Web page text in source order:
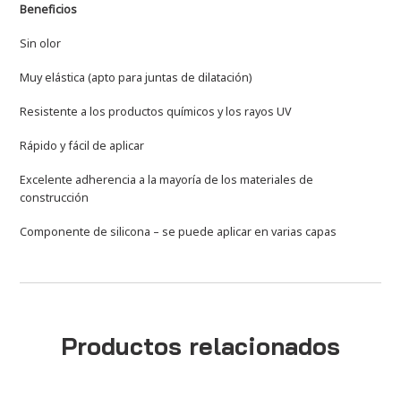
Beneficios
Sin olor
Muy elástica (apto para juntas de dilatación)
Resistente a los productos químicos y los rayos UV
Rápido y fácil de aplicar
Excelente adherencia a la mayoría de los materiales de
construcción
Componente de silicona – se puede aplicar en varias capas
Productos relacionados